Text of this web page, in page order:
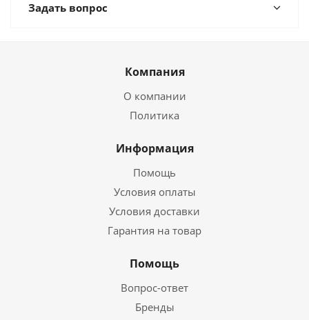
Задать вопрос
Компания
О компании
Политика
Информация
Помощь
Условия оплаты
Условия доставки
Гарантия на товар
Помощь
Вопрос-ответ
Бренды